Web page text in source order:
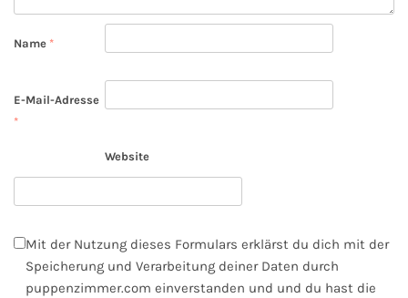
Name *
E-Mail-Adresse
*
Website
Mit der Nutzung dieses Formulars erklärst du dich mit der
Speicherung und Verarbeitung deiner Daten durch
puppenzimmer.com einverstanden und und du hast die